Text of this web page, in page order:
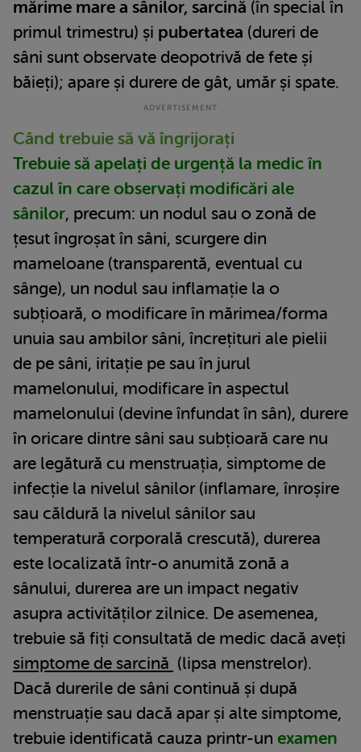
mărime mare a sânilor, sarcină (în special în
primul trimestru) și pubertatea (dureri de
sâni sunt observate deopotrivă de fete și
băieți); apare și durere de gât, umăr și spate.
Când trebuie să vă îngrijorați
Trebuie să apelați de urgență la medic în
cazul în care observați modificări ale
sânilor, precum: un nodul sau o zonă de
țesut îngroșat în sâni, scurgere din
mameloane (transparentă, eventual cu
sânge), un nodul sau inflamație la o
subțioară, o modificare în mărimea/forma
unuia sau ambilor sâni, încrețituri ale pielii
de pe sâni, iritație pe sau în jurul
mamelonului, modificare în aspectul
mamelonului (devine înfundat în sân), durere
în oricare dintre sâni sau subțioară care nu
are legătură cu menstruația, simptome de
infecție la nivelul sânilor (inflamare, înroșire
sau căldură la nivelul sânilor sau
temperatură corporală crescută), durerea
este localizată într-o anumită zonă a
sânului, durerea are un impact negativ
asupra activităților zilnice. De asemenea,
trebuie să fiți consultată de medic dacă aveți
simptome de sarcină (lipsa menstrelor).
Dacă durerile de sâni continuă și după
menstruație sau dacă apar și alte simptome,
trebuie identificată cauza printr-un examen